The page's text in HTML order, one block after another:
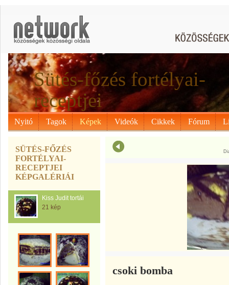
Sütés-főzés fortélyai-
receptjei
Nyitó Tagok Képek Videók Cikkek Fórum
SÜTÉS-FŐZÉS
FORTÉLYAI-
RECEPTJEI
KÉPGALÉRIÁI
Kiss Judit tortái
21 kép
csoki bomba